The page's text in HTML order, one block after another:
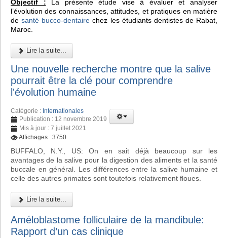
Objectif : La présente étude vise à évaluer et analyser
l’évolution des connaissances, attitudes, et pratiques en matière
desanté bucco-dentaire chez les étudiants dentistes de Rabat,
Maroc.
Lire la suite...
Une nouvelle recherche montre que la salive
pourrait être la clé pour comprendre
l'évolution humaine
Catégorie : Internationales
Publication : 12 novembre 2019
Mis à jour : 7 juillet 2021
Affichages : 3750
BUFFALO, N.Y., US: On en sait déjà beaucoup sur les
avantages de la salive pour la digestion des aliments et la santé
buccale en général. Les différences entre la salive humaine et
celle des autres primates sont toutefois relativement floues.
Lire la suite...
Améloblastome folliculaire de la mandibule:
Rapport d’un cas clinique